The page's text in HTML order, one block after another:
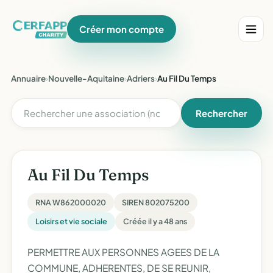
Créer mon compte
Annuaire›Nouvelle-Aquitaine›Adriers›Au Fil Du Temps
Rechercher
Au Fil Du Temps
RNA W862000020
SIREN 802075200
Loisirs et vie sociale
Créée il y a 48 ans
PERMETTRE AUX PERSONNES AGEES DE LA
COMMUNE, ADHERENTES, DE SE REUNIR,